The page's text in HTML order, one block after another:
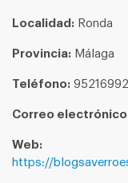
Localidad: Ronda
Provincia: Málaga
Teléfono:
Correo
Web:
https://